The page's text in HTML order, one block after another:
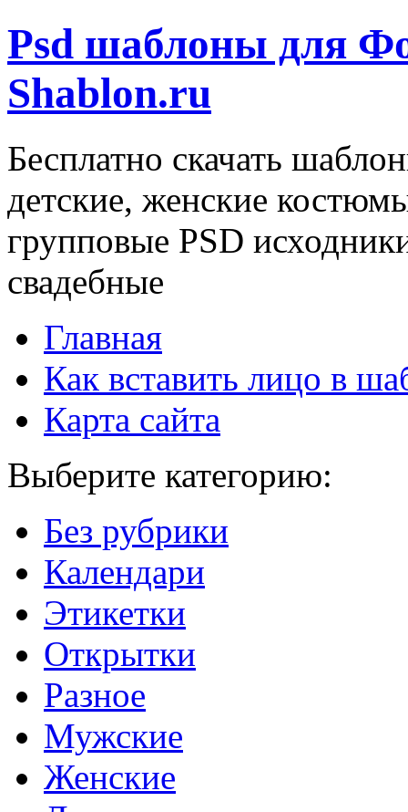
Psd шаблоны для
Shablon.ru
Бесплатно скачать
детские, женские
групповые PSD
свадебные
Главная
Как вставить лицо в
Карта сайта
Выберите категорию:
Без рубрики
Календари
Этикетки
Открытки
Разное
Мужские
Женские